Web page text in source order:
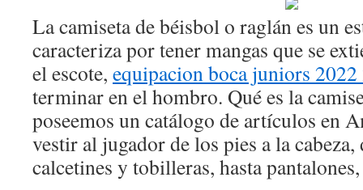
La camiseta de béisbol o raglán es un
caracteriza por tener mangas que se
el escote, equipacion boca juniors 2022
terminar en el hombro. Qué es la
poseemos un catálogo de artículos en
vestir al jugador de los pies a la cabeza,
calcetines y tobilleras, hasta